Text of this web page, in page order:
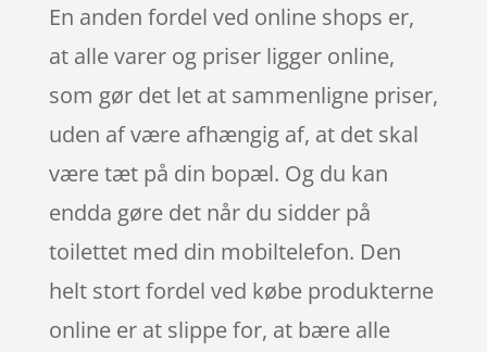
En anden fordel ved online shops er,
at alle varer og priser ligger online,
som gør det let at sammenligne priser,
uden af være afhængig af, at det skal
være tæt på din bopæl. Og du kan
endda gøre det når du sidder på
toilettet med din mobiltelefon. Den
helt stort fordel ved købe produkterne
online er at slippe for, at bære alle